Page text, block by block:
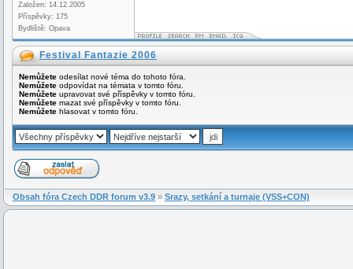
Založen: 14.12.2005
Příspěvky: 175
Bydliště: Opava
Festival Fantazie 2006
Nemůžete odesílat nové téma do tohoto fóra.
Nemůžete odpovídat na témata v tomto fóru.
Nemůžete upravovat své příspěvky v tomto fóru.
Nemůžete mazat své příspěvky v tomto fóru.
Nemůžete hlasovat v tomto fóru.
Obsah fóra Czech DDR forum v3.9 » Srazy, setkání a turnaje (VSS+CON)